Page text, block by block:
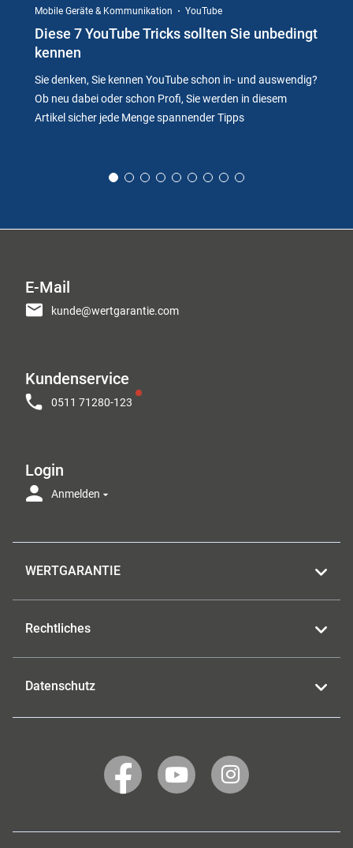
Mobile Geräte & Kommunikation YouTube
Diese 7 YouTube Tricks sollten Sie unbedingt
kennen
Sie denken, Sie kennen YouTube schon in- und auswendig?
Ob neu dabei oder schon Profi, Sie werden in diesem
Artikel sicher jede Menge spannender Tipps
E-Mail
kunde@wertgarantie.com
Kundenservice
0511 71280-123
Login
Anmelden
WERTGARANTIE
Rechtliches
Datenschutz
WERTGARANTIE
auf
WERTGARANTIE
auf
WERTGARANTIE
auf